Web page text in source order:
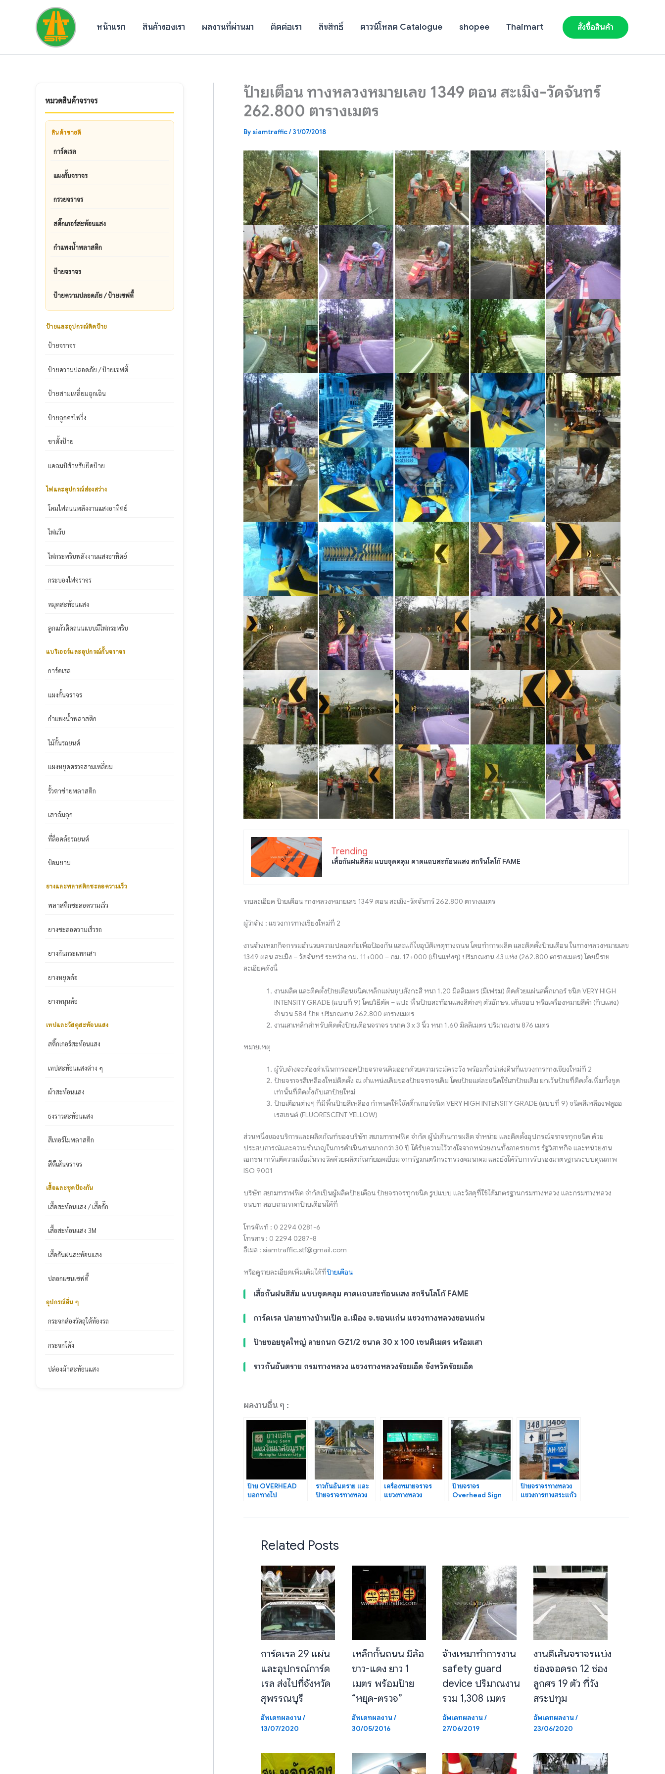
หน้าแรก สินค้าของเรา ผลงานที่ผ่านมา ติดต่อเรา ลิขสิทธิ์ ดาวน์โหลด Catalogue shopee Thaimart สั่งซื้อสินค้า
หมวดสินค้าจราจร
สินค้าขายดี
การ์ดเรล
แผงกั้นจราจร
กรวยจราจร
สติ๊กเกอร์สะท้อนแสง
กำแพงน้ำพลาสติก
ป้ายจราจร
ป้ายความปลอดภัย / ป้ายเซฟตี้
ป้ายและอุปกรณ์ติดป้าย
ป้ายจราจร
ป้ายความปลอดภัย / ป้ายเซฟตี้
ป้ายสามเหลี่ยมฉุกเฉิน
ป้ายลูกศรไฟวิ่ง
ขาตั้งป้าย
แคลมป์สำหรับยึดป้าย
ไฟและอุปกรณ์ส่องสว่าง
โคมไฟถนนพลังงานแสงอาทิตย์
ไฟแว๊บ
ไฟกระพริบพลังงานแสงอาทิตย์
กระบองไฟจราจร
หมุดสะท้อนแสง
ลูกแก้วติดถนนแบบมีไฟกระพริบ
แบริเออร์และอุปกรณ์กั้นจราจร
การ์ดเรล
แผงกั้นจราจร
กำแพงน้ำพลาสติก
ไม้กั้นรถยนต์
แผงหยุดตรวจสามเหลี่ยม
รั้วตาข่ายพลาสติก
เสาล้มลุก
ที่ล็อคล้อรถยนต์
ป้อมยาม
ยางและพลาสติกชะลอความเร็ว
พลาสติกชะลอความเร็ว
ยางชะลอความเร็วรถ
ยางกันกระแทกเสา
ยางหยุดล้อ
ยางหนุนล้อ
เทปและวัสดุสะท้อนแสง
สติ๊กเกอร์สะท้อนแสง
เทปสะท้อนแสงต่าง ๆ
ผ้าสะท้อนแสง
ธงราวสะท้อนแสง
สีเทอร์โมพลาสติก
สีตีเส้นจราจร
เสื้อและชุดป้องกัน
เสื้อสะท้อนแสง / เสื้อกั๊ก
เสื้อสะท้อนแสง 3M
เสื้อกันฝนสะท้อนแสง
ปลอกแขนเซฟตี้
อุปกรณ์อื่น ๆ
กระจกส่องวัตถุใต้ท้องรถ
กระจกโค้ง
ปล่องผ้าสะท้อนแสง
ป้ายเตือน ทางหลวงหมายเลข 1349 ตอน สะเมิง-วัดจันทร์
262.800 ตารางเมตร
By siamtraffic/31/07/2018
Trending
เสื้อกันฝนสีส้ม แบบชุดคลุม คาดแถบสะท้อนแสง สกรีนโลโก้ FAME
รายละเอียด ป้ายเตือน ทางหลวงหมายเลข 1349 ตอน สะเมิง-วัดจันทร์ 262.800 ตารางเมตร
ผู้ว่าจ้าง : แขวงการทางเชียงใหม่ที่ 2
งานจ้างเหมากิจกรรมอำนวยความปลอดภัยเพื่อป้องกัน และแก้ไขอุบัติเหตุทางถนน โดยทำการผลิต และติดตั้งป้ายเตือน ในทางหลวงหมายเลข
1349 ตอน สะเมิง – วัดจันทร์ ระหว่าง กม. 11+000 – กม. 17+000 (เป็นแห่งๆ) ปริมาณงาน 43 แห่ง (262.800 ตารางเมตร) โดยมีราย
ละเอียดดังนี้
งานผลิต และติดตั้งป้ายเตือนชนิดเหล็กแผ่นชุบสังกะสี หนา 1.20 มิลลิเมตร (มีเฟรม) ติดด้วยแผ่นสติ๊กเกอร์ ชนิด VERY HIGH
INTENSITY GRADE (แบบที่ 9) โดยวิธีตัด – แปะ พื้นป้ายสะท้อนแสงสีต่างๆ ตัวอักษร, เส้นขอบ หรือเครื่องหมายสีดำ (ทึบแสง)
จำนวน 584 ป้าย ปริมาณงาน 262.800 ตารางเมตร
งานเสาเหล็กสำหรับติดตั้งป้ายเตือนจราจร ขนาด 3 x 3 นิ้ว หนา 1.60 มิลลิเมตร ปริมาณงาน 876 เมตร
หมายเหตุ
ผู้รับจ้างจะต้องดำเนินการถอดป้ายจราจรเดิมออกด้วยความระมัดระวัง พร้อมทั้งนำส่งคืนที่แขวงการทางเชียงใหม่ที่ 2
ป้ายจราจรสีเหลืองใหม่ติดตั้ง ณ ตำแหน่งเดิมของป้ายจราจรเดิม โดยป้ายแต่ละชนิดใช้เสาป้ายเดิม ยกเว้นป้ายที่ติดตั้งเพิ่มทั้งชุด
เท่านั้นที่ติดตั้งกับเสาป้ายใหม่
ป้ายเตือนต่างๆ ที่มีพื้นป้ายสีเหลือง กำหนดให้ใช้สติ๊กเกอร์ชนิด VERY HIGH INTENSITY GRADE (แบบที่ 9) ชนิดสีเหลืองฟลูออ
เรสเซนต์ (FLUORESCENT YELLOW)
ส่วนหนึ่งของบริการและผลิตภัณฑ์ของบริษัท สยามทราฟฟิค จำกัด ผู้นำด้านการผลิต จำหน่าย และติดตั้งอุปกรณ์จราจรทุกชนิด ด้วย
ประสบการณ์และความชำนาญในการดำเนินงานมากกว่า 30 ปี ได้รับความไว้วางใจจากหน่วยงานทั้งภาคราชการ รัฐวิสาหกิจ และหน่วยงาน
เอกชน การันตีความเชื่อมั่นรางวัลด้วยผลิตภัณฑ์ยอดเยี่ยม จากรัฐมนตรีกระทรวงคมนาคม และยังได้รับการรับรองมาตรฐานระบบคุณภาพ
ISO 9001
บริษัท สยามทราฟฟิค จำกัดเป็นผู้ผลิตป้ายเตือน ป้ายจราจรทุกชนิด รูปแบบ และวัสดุที่ใช้ได้มาตรฐานกรมทางหลวง และกรมทางหลวง
ชนบท สอบถามราคาป้ายเตือนได้ที่
โทรศัพท์ : 0 2294 0281-6
โทรสาร : 0 2294 0287-8
อีเมล : siamtraffic.stf@gmail.com
หรือดูรายละเอียดเพิ่มเติมได้ที่ป้ายเตือน
เสื้อกันฝนสีส้ม แบบชุดคลุม คาดแถบสะท้อนแสง สกรีนโลโก้ FAME
การ์ดเรล ปลายทางบ้านเป็ด อ.เมือง จ.ขอนแก่น แขวงทางหลวงขอนแก่น
ป้ายซอยชุดใหญ่ ลายกนก GZ1/2 ขนาด 30 x 100 เซนติเมตร พร้อมเสา
ราวกันอันตราย กรมทางหลวง แขวงทางหลวงร้อยเอ็ด จังหวัดร้อยเอ็ด
ผลงานอื่น ๆ :
ป้าย OVERHEAD
บอกทางไป
ราวกันอันตราย และ
ป้ายจราจรทางหลวง
เครื่องหมายจราจร
แขวงทางหลวง
ป้ายจราจร
Overhead Sign
ป้ายจราจรทางหลวง
แขวงการทางสระแก้ว
Related Posts
การ์ดเรล 29 แผ่น
และอุปกรณ์การ์ด
เรล ส่งไปที่จังหวัด
สุพรรณบุรี
อัพเดทผลงาน/
13/07/2020
เหล็กกั้นถนน มีล้อ
ขาว-แดง ยาว 1
เมตร พร้อมป้าย
“หยุด-ตรวจ”
อัพเดทผลงาน/
30/05/2016
จ้างเหมาทำการงาน
safety guard
device ปริมาณงาน
รวม 1,308 เมตร
อัพเดทผลงาน/
27/06/2019
งานตีเส้นจราจรแบ่ง
ช่องจอดรถ 12 ช่อง
ลูกศร 19 ตัว ที่วัง
สระปทุม
อัพเดทผลงาน/
23/06/2020